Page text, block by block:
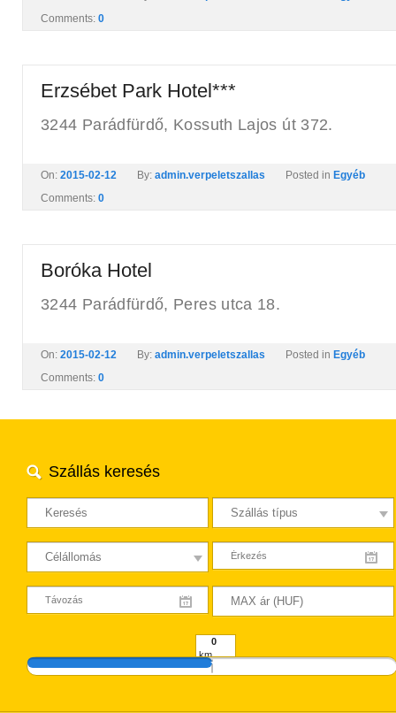
Comments: 0
Erzsébet Park Hotel***
3244 Parádfürdő, Kossuth Lajos út 372.
On: 2015-02-12 By: admin.verpeletszallas Posted in Egyéb
Comments: 0
Boróka Hotel
3244 Parádfürdő, Peres utca 18.
On: 2015-02-12 By: admin.verpeletszallas Posted in Egyéb
Comments: 0
Szállás keresés
km